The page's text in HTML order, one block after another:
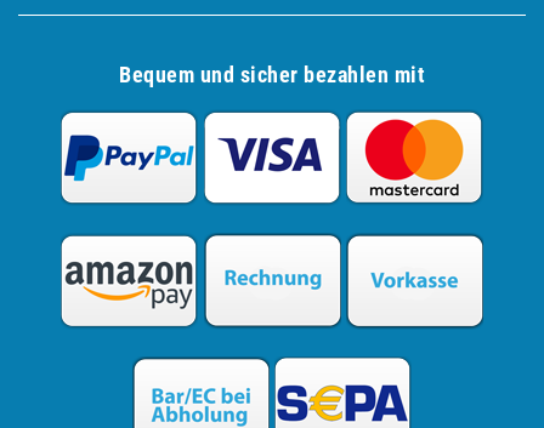
Bequem und sicher bezahlen mit